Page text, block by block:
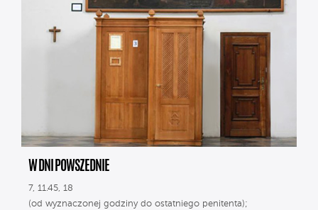
W DNI POWSZEDNIE
7, 11.45, 18
(od wyznaczonej godziny do ostatniego penitenta);